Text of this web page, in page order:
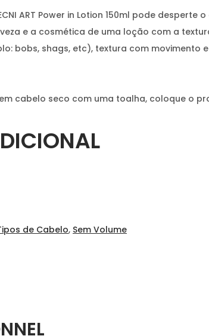
ART Power in Lotion 150ml pode
e a cosmética de uma loção com a
bobs, shags, etc), textura com movimento
cabelo seco com uma toalha, coloque o
de Cabelo, Sem Volume